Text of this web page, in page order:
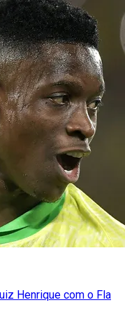
Henrique com o Fla